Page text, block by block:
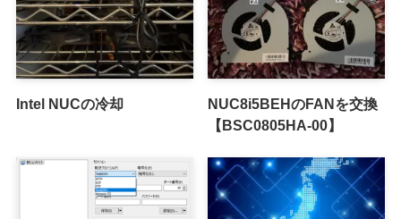
Intel NUCの冷却
NUC8i5BEHのFANを交換
【BSC0805HA-00】